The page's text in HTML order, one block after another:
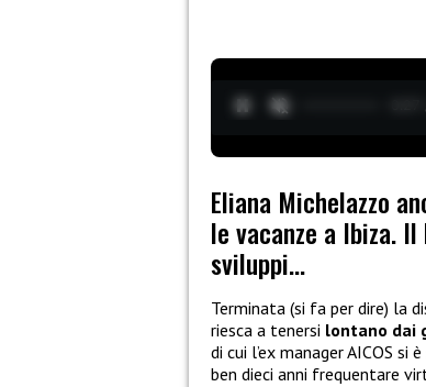
Eliana Michelazzo
le vacanze a Ibiza.
sviluppi…
Terminata (si fa per dire) la
riesca a tenersi lontano dai
di cui l’ex manager AICOS si
ben dieci anni frequentare